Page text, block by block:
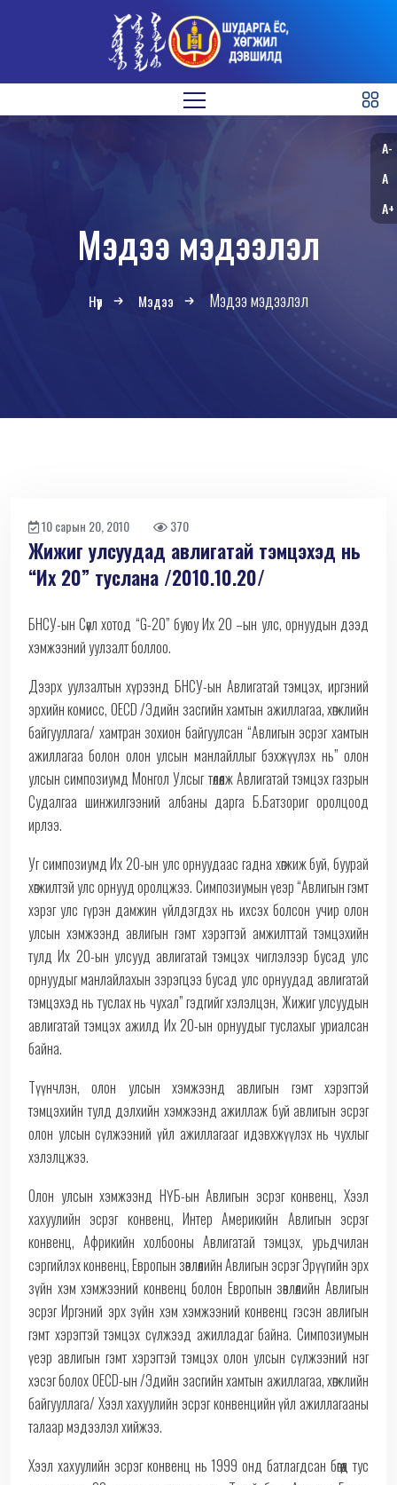
Мэдээ мэдээлэл
Нүүр Мэдээ Мэдээ мэдээлэл
10 сарын 20, 2010 370
Жижиг улсуудад авлигатай тэмцэхэд нь
“Их 20” туслана /2010.10.20/
БНСУ-ын Сөүл хотод “G-20” буюу Их 20 –ын улс, орнуудын дээд
хэмжээний уулзалт боллоо.
Дээрх уулзалтын хүрээнд БНСУ-ын Авлигатай тэмцэх, иргэний
эрхийн комисс, OECD /Эдийн засгийн хамтын ажиллагаа, хөгжлийн
байгууллага/ хамтран зохион байгуулсан “Авлигын эсрэг хамтын
ажиллагаа болон олон улсын манлайллыг бэхжүүлэх нь” олон
улсын симпозиумд Монгол Улсыг төлөөлж Авлигатай тэмцэх газрын
Судалгаа шинжилгээний албаны дарга Б.Батзориг оролцоод
ирлээ.
Уг симпозиумд Их 20-ын улс орнуудаас гадна хөгжиж буй, буурай
хөгжилтэй улс орнууд оролцжээ. Симпозиумын үеэр “Авлигын гэмт
хэрэг улс гүрэн дамжин үйлдэгдэх нь ихсэх болсон учир олон
улсын хэмжээнд авлигын гэмт хэрэгтэй амжилттай тэмцэхийн
тулд Их 20-ын улсууд авлигатай тэмцэх чиглэлээр бусад улс
орнуудыг манлайлахын зэрэгцээ бусад улс орнуудад авлигатай
тэмцэхэд нь туслах нь чухал” гэдгийг хэлэлцэн, Жижиг улсуудын
авлигатай тэмцэх ажилд Их 20-ын орнуудыг туслахыг уриалсан
байна.
Түүнчлэн, олон улсын хэмжээнд авлигын гэмт хэрэгтэй
тэмцэхийн тулд дэлхийн хэмжээнд ажиллаж буй авлигын эсрэг
олон улсын сүлжээний үйл ажиллагааг идэвхжүүлэх нь чухлыг
хэлэлцжээ.
Олон улсын хэмжээнд НҮБ-ын Авлигын эсрэг конвенц, Хээл
хахуулийн эсрэг конвенц, Интер Америкийн Авлигын эсрэг
конвенц, Африкийн холбооны Авлигатай тэмцэх, урьдчилан
сэргийлэх конвенц, Европын зөвлөлийн Авлигын эсрэг Эрүүгийн эрх
зүйн хэм хэмжээний конвенц болон Европын зөвлөлийн Авлигын
эсрэг Иргэний эрх зүйн хэм хэмжээний конвенц гэсэн авлигын
гэмт хэрэгтэй тэмцэх сүлжээд ажилладаг байна. Симпозиумын
үеэр авлигын гэмт хэрэгтэй тэмцэх олон улсын сүлжээний нэг
хэсэг болох OECD-ын /Эдийн засгийн хамтын ажиллагаа, хөгжлийн
байгууллага/ Хээл хахуулийн эсрэг конвенцийн үйл ажиллагааны
талаар мэдээлэл хийжээ.
Хээл хахуулийн эсрэг конвенц нь 1999 онд батлагдсан бөгөөд тус
A-
A
A+